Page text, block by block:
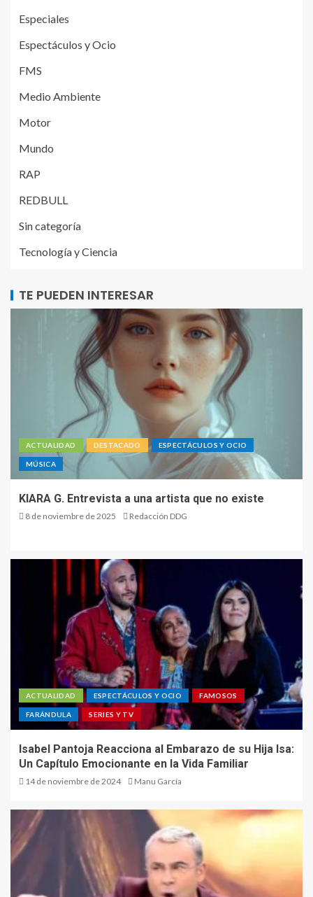
Especiales
Espectáculos y Ocio
FMS
Medio Ambiente
Motor
Mundo
RAP
REDBULL
Sin categoría
Tecnología y Ciencia
TE PUEDEN INTERESAR
ACTUALIDAD DESTACADO ESPECTÁCULOS Y OCIO
MÚSICA
KIARA G. Entrevista a una artista que no existe
8 de noviembre de 2025 Redacción DDG
ACTUALIDAD ESPECTÁCULOS Y OCIO FAMOSOS
FARÁNDULA SERIES Y TV
Isabel Pantoja Reacciona al Embarazo de su Hija Isa:
Un Capítulo Emocionante en la Vida Familiar
14 de noviembre de 2024 Manu García